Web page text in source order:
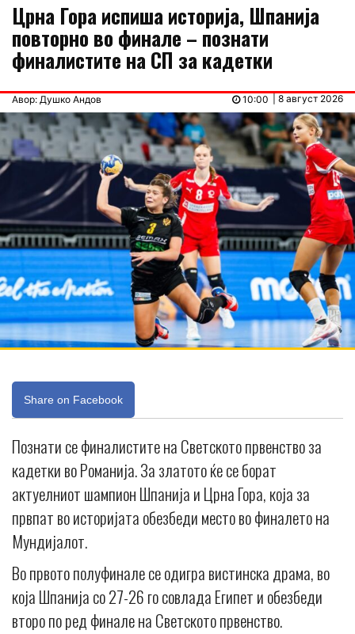
Црна Гора испиша историја, Шпанија
повторно во финале – познати
финалистите на СП за кадетки
Авор: Душко Андов | 8 август 2026
10:00
Share on Facebook
Познати се финалистите на Светското првенство за
кадетки во Романија. За златото ќе се борат
актуелниот шампион Шпанија и Црна Гора, која за
првпат во историјата обезбеди место во финалето на
Мундијалот.
Во првото полуфинале се одигра вистинска драма, во
која Шпанија со 27-26 го совлада Египет и обезбеди
второ по ред финале на Светското првенство.